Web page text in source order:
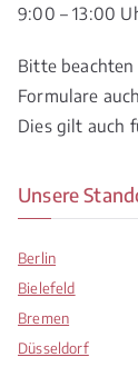
9:00 – 13:00
Bitte
Formulare
Dies gilt auch
Unsere
Berlin
Bielefeld
Bremen
Düsseldorf